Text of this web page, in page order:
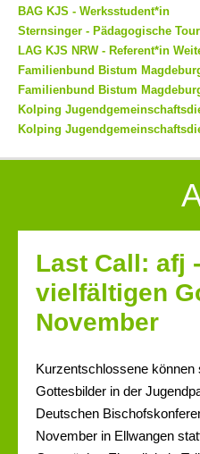
BAG KJS - Werksstudent*in
Sternsinger - Pädagogische
LAG KJS NRW - Referent*in
Familienbund Bistum
Familienbund Bistum
Kolping
Kolping
Last Call: afj
vielfältigen
November
Kurzentschlossene können
Gottesbilder in der
Deutschen
November in Ellwangen